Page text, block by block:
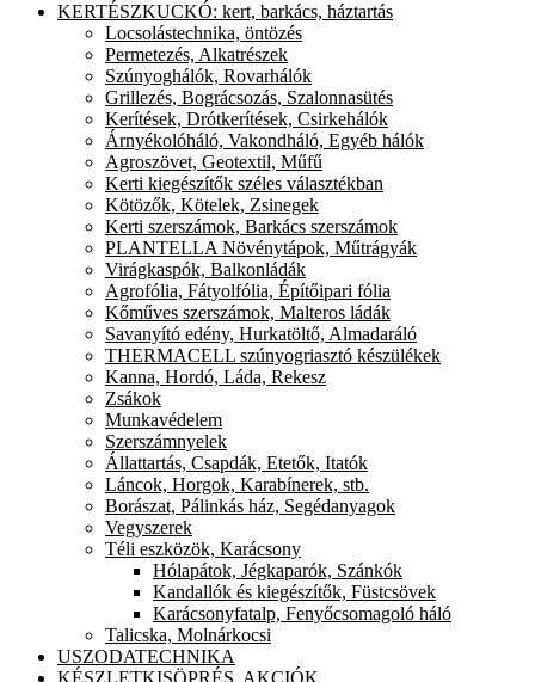
KERTÉSZKUCKÓ: kert, barkács, háztartás
Locsolástechnika, öntözés
Permetezés, Alkatrészek
Szúnyoghálók, Rovarhálók
Grillezés, Bográcsozás, Szalonnasütés
Kerítések, Drótkerítések, Csirkehálók
Árnyékolóháló, Vakondháló, Egyéb hálók
Agroszövet, Geotextil, Műfű
Kerti kiegészítők széles választékban
Kötözők, Kötelek, Zsinegek
Kerti szerszámok, Barkács szerszámok
PLANTELLA Növénytápok, Műtrágyák
Virágkaspók, Balkonládák
Agrofólia, Fátyolfólia, Építőipari fólia
Kőműves szerszámok, Malteros ládák
Savanyító edény, Hurkatöltő, Almadaráló
THERMACELL szúnyogriasztó készülékek
Kanna, Hordó, Láda, Rekesz
Zsákok
Munkavédelem
Szerszámnyelek
Állattartás, Csapdák, Etetők, Itatók
Láncok, Horgok, Karabínerek, stb.
Borászat, Pálinkás ház, Segédanyagok
Vegyszerek
Téli eszközök, Karácsony
Hólapátok, Jégkaparók, Szánkók
Kandallók és kiegészítők, Füstcsövek
Karácsonyfatalp, Fenyőcsomagoló háló
Talicska, Molnárkocsi
USZODATECHNIKA